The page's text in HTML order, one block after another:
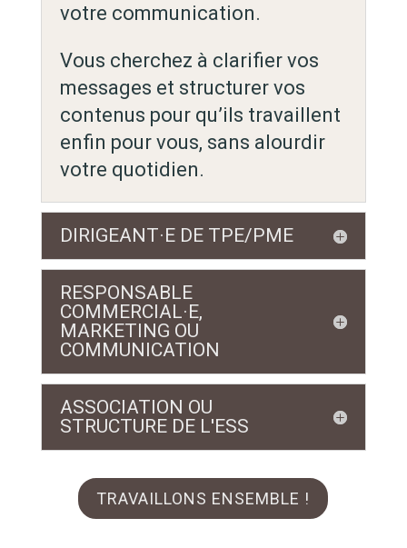
votre communication.
Vous cherchez à clarifier vos
messages et structurer vos
contenus pour qu’ils travaillent
enfin pour vous, sans alourdir
votre quotidien.
DIRIGEANT·E DE TPE/PME
RESPONSABLE
COMMERCIAL·E,
MARKETING OU
COMMUNICATION
ASSOCIATION OU
STRUCTURE DE L'ESS
TRAVAILLONS ENSEMBLE !